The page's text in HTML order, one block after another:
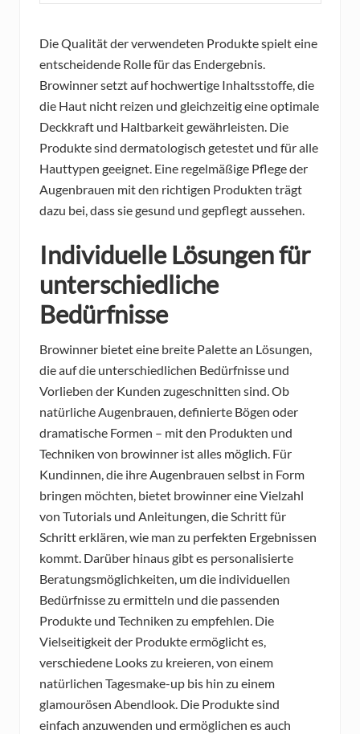
Die Qualität der verwendeten Produkte spielt eine
entscheidende Rolle für das Endergebnis.
Browinner setzt auf hochwertige Inhaltsstoffe, die
die Haut nicht reizen und gleichzeitig eine optimale
Deckkraft und Haltbarkeit gewährleisten. Die
Produkte sind dermatologisch getestet und für alle
Hauttypen geeignet. Eine regelmäßige Pflege der
Augenbrauen mit den richtigen Produkten trägt
dazu bei, dass sie gesund und gepflegt aussehen.
Individuelle Lösungen für
unterschiedliche
Bedürfnisse
Browinner bietet eine breite Palette an Lösungen,
die auf die unterschiedlichen Bedürfnisse und
Vorlieben der Kunden zugeschnitten sind. Ob
natürliche Augenbrauen, definierte Bögen oder
dramatische Formen – mit den Produkten und
Techniken von browinner ist alles möglich. Für
Kundinnen, die ihre Augenbrauen selbst in Form
bringen möchten, bietet browinner eine Vielzahl
von Tutorials und Anleitungen, die Schritt für
Schritt erklären, wie man zu perfekten Ergebnissen
kommt. Darüber hinaus gibt es personalisierte
Beratungsmöglichkeiten, um die individuellen
Bedürfnisse zu ermitteln und die passenden
Produkte und Techniken zu empfehlen. Die
Vielseitigkeit der Produkte ermöglicht es,
verschiedene Looks zu kreieren, von einem
natürlichen Tagesmake-up bis hin zu einem
glamourösen Abendlook. Die Produkte sind
einfach anzuwenden und ermöglichen es auch